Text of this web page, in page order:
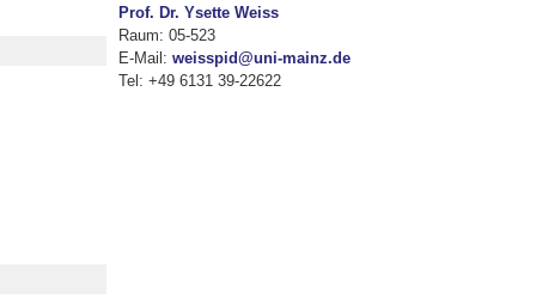
Prof. Dr. Ysette Weiss
Raum: 05-523
E-Mail: weisspid@uni-mainz.de
Tel: +49 6131 39-22622